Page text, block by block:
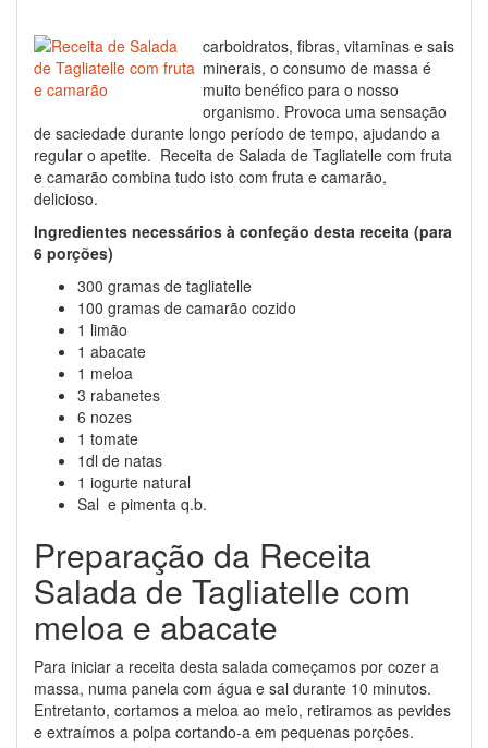
carboidratos, fibras, vitaminas e sais
minerais, o consumo de massa é
muito benéfico para o nosso
organismo. Provoca uma sensação
de saciedade durante longo período de tempo, ajudando a
regular o apetite. Receita de Salada de Tagliatelle com fruta
e camarão combina tudo isto com fruta e camarão,
delicioso.
Ingredientes necessários à confeção desta receita (para
6 porções)
300 gramas de tagliatelle
100 gramas de camarão cozido
1 limão
1 abacate
1 meloa
3 rabanetes
6 nozes
1 tomate
1dl de natas
1 iogurte natural
Sal e pimenta q.b.
Preparação da Receita
Salada de Tagliatelle com
meloa e abacate
Para iniciar a receita desta salada começamos por cozer a
massa, numa panela com água e sal durante 10 minutos.
Entretanto, cortamos a meloa ao meio, retiramos as pevides
e extraímos a polpa cortando-a em pequenas porções.